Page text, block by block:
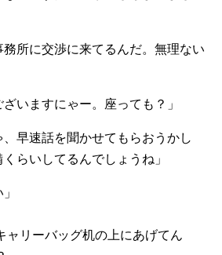
務所に交渉に来てるんだ。無理ない
いますにゃー。座っても？」
早速話を聞かせてもらおうかし
らいしてるんでしょうね」
ャリーバッグ机の上にあげてん